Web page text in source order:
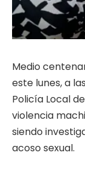
Medio
este lunes, a
Policía Local
violencia
siendo
acoso sexual.